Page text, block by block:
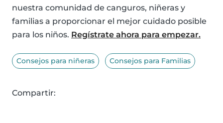
nuestra comunidad de canguros, niñeras y
familias a proporcionar el mejor cuidado posible
para los niños. Regístrate ahora para empezar.
Consejos para niñeras Consejos para Familias
Compartir: